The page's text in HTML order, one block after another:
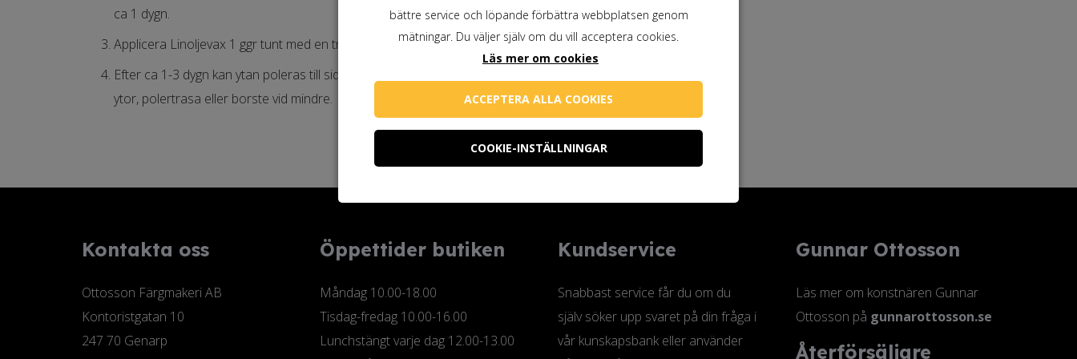
ca 1 dygn.
Applicera Linoljevax 1 ggr tunt med en trasa eller polermaskin. Låt torka ca 1-3 dygn.
Efter ca 1-3 dygn kan ytan poleras till sidenmatt glans. Använd med fördel en polermaskin på stora
ytor, polertrasa eller borste vid mindre.
Kontakta oss
Ottosson Färgmakeri AB
Kontoristgatan 10
247 70 Genarp
Öppettider butiken
Måndag 10.00-18.00
Tisdag-fredag 10.00-16.00
Lunchstängt varje dag 12.00-13.00
Kundservice
Snabbast service får du om du
själv söker upp svaret på din fråga i
vår kunskapsbank eller använder
Gunnar Ottosson
Läs mer om konstnären Gunnar
Ottosson på gunnarottosson.se
Återförsäljare
bättre service och löpande förbättra webbplatsen genom
mätningar. Du väljer själv om du vill acceptera cookies.
Läs mer om cookies
ACCEPTERA ALLA COOKIES
COOKIE-INSTÄLLNINGAR